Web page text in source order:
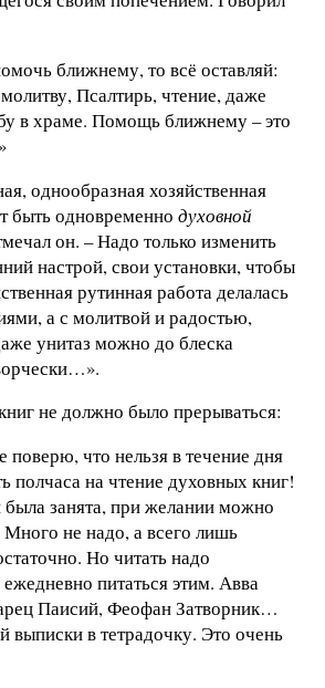
ближнему, то всё оставляй:
Псалтирь, чтение, даже
в храме. Помощь ближнему – это
однообразная хозяйственная
быть одновременно духовной
он. – Надо только изменить
настрой, свои установки, чтобы
рутинная работа делалась
а с молитвой и радостью,
унитаз можно до блеска
не должно было прерываться:
поверю, что нельзя в течение дня
полчаса на чтение духовных книг!
занята, при желании можно
не надо, а всего лишь
Но читать надо
ежедневно питаться этим. Авва
Паисий, Феофан Затворник…
выписки в тетрадочку. Это очень